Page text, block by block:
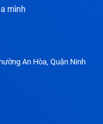
mình
An Hòa, Quận Ninh